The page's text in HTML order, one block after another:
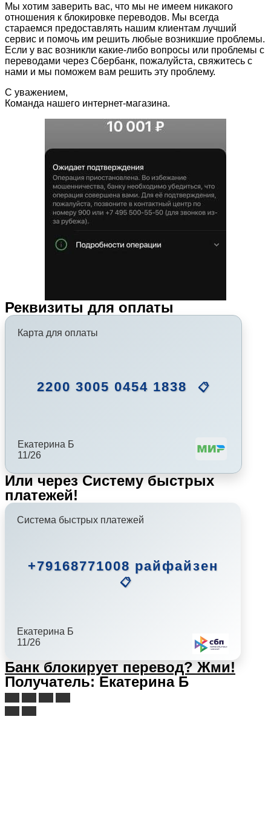
Мы хотим заверить вас, что мы не имеем никакого
отношения к блокировке переводов. Мы всегда
стараемся предоставлять нашим клиентам лучший
сервис и помочь им решить любые возникшие проблемы.
Если у вас возникли какие-либо вопросы или проблемы с
переводами через Сбербанк, пожалуйста, свяжитесь с
нами и мы поможем вам решить эту проблему.
С уважением,
Команда нашего интернет-магазина.
Реквизиты для оплаты
Карта для оплаты
2200 3005 0454 1838 📋
Екатерина Б
11/26
Или через Систему быстрых
платежей!
Система быстрых платежей
+79168771008 райфайзен
📋
Екатерина Б
11/26
Банк блокирует перевод? Жми!
Получатель: Екатерина Б